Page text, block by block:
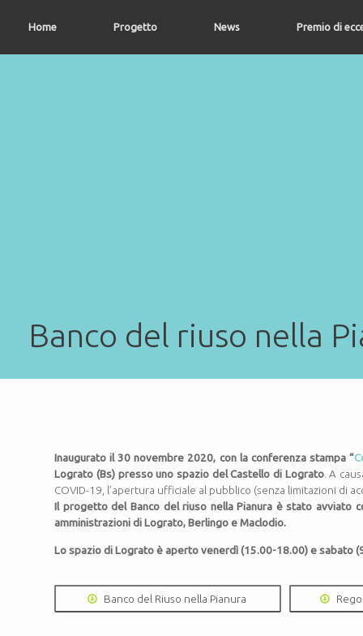
Home Progetto News Premio di
Banco del riuso nella
Inaugurato il 30 novembre 2020, con la conferenza stampa “
Lograto (Bs) presso uno spazio del Castello di Lograto. A
COVID-19, l’apertura ufficiale al pubblico (senza limitazioni di
Il progetto del Banco del riuso nella Pianura è stato avviato
amministrazioni di Lograto, Berlingo e Maclodio.
Lo spazio di Lograto è aperto venerdì (15.00-18.00) e sabato
Banco del Riuso nella Pianura